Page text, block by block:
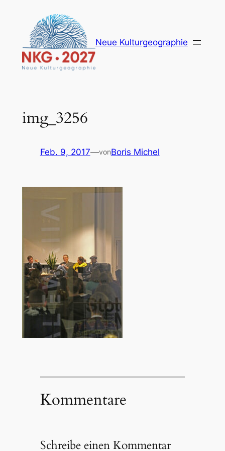
springen
Neue Kulturgeographie
img_3256
Feb. 9, 2017—vonBoris Michel
Kommentare
Schreibe einen Kommentar